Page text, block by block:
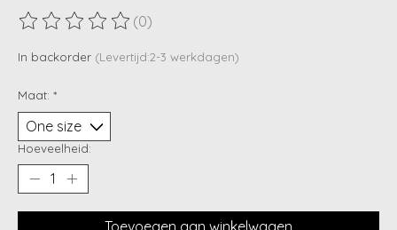
De beoordeling van dit product is
(0)
In backorder (Levertijd:2-3 werkdagen)
Maat: *
Hoeveelheid:
Toevoegen aan winkelwagen